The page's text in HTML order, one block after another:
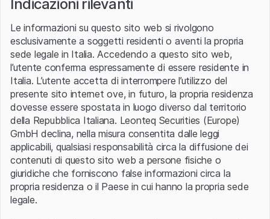
Errore del server.
Indicazioni rilevanti
Le informazioni su questo sito web si rivolgono
esclusivamente a soggetti residenti o aventi la propria
sede legale in Italia. Accedendo a questo sito web,
l’utente conferma espressamente di essere residente in
Italia. L’utente accetta di interrompere l’utilizzo del
presente sito internet ove, in futuro, la propria residenza
dovesse essere spostata in luogo diverso dal territorio
della Repubblica Italiana. Leonteq Securities (Europe)
GmbH declina, nella misura consentita dalle leggi
applicabili, qualsiasi responsabilità circa la diffusione dei
contenuti di questo sito web a persone fisiche o
giuridiche che forniscono false informazioni circa la
propria residenza o il Paese in cui hanno la propria sede
legale.